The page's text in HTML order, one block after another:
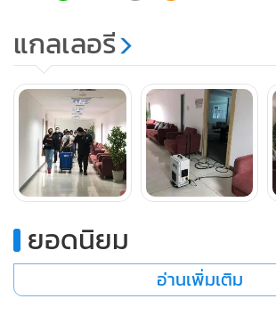
จะได้รับการยืนยันจากทางการแพทย์ว่าไม่ได้เ
เสี่ยง แต่ก็ได้ตระหนักถึงส่วนรวมจึงได้ลาหยุด
บ้านพักเป็นเวลา 14 วัน และสำนักงานผู้ตร
ตระหนักถึงความสำคัญของความปลอดภัยเช่
ทำความสะอาดโดยรอบสำนักงาน เพื่อสร้าง
ประชาชนอีกทางหนึ่ง
ฉีดพ่นห้องทำงานของสำนักงานผู้ตรวจการแผ่
ห้องรับเรื่องร้องเรียนที่บริเวณชั้น 5 และชั้น 9
ประชาชนจะมาติดต่อ หรือมีผู้มายื่นร้องเรีย
แกลเลอรี
ยอดนิยม
อ่านเพิ่มเติม